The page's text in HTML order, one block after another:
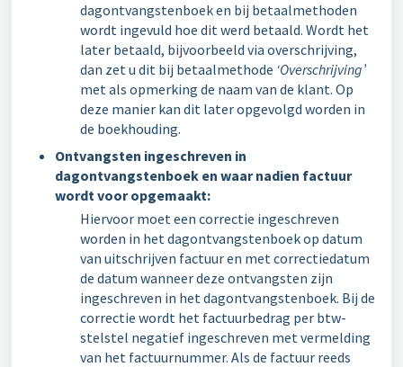
dagontvangstenboek en bij betaalmethoden
wordt ingevuld hoe dit werd betaald. Wordt het
later betaald, bijvoorbeeld via overschrijving,
dan zet u dit bij betaalmethode ‘Overschrijving’
met als opmerking de naam van de klant. Op
deze manier kan dit later opgevolgd worden in
de boekhouding.
Ontvangsten ingeschreven in
dagontvangstenboek en waar nadien factuur
wordt voor opgemaakt:
Hiervoor moet een correctie ingeschreven
worden in het dagontvangstenboek op datum
van uitschrijven factuur en met correctiedatum
de datum wanneer deze ontvangsten zijn
ingeschreven in het dagontvangstenboek. Bij de
correctie wordt het factuurbedrag per btw-
stelstel negatief ingeschreven met vermelding
van het factuurnummer. Als de factuur reeds